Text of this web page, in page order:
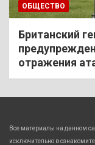
ОБЩЕСТВО
Британский
отражения
Все материалы на данном
исключительно в